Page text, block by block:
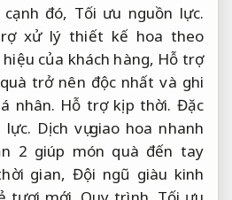
cạnh đó, Tối ưu nguồn lực.
xử lý thiết kế hoa theo
của khách hàng, Hỗ trợ
trở nên độc nhất và ghi
nhân. Hỗ trợ kịp thời. Đặc
lực. Dịch vụ giao hoa nhanh
2 giúp món quà đến tay
gian, Đội ngũ giàu kinh